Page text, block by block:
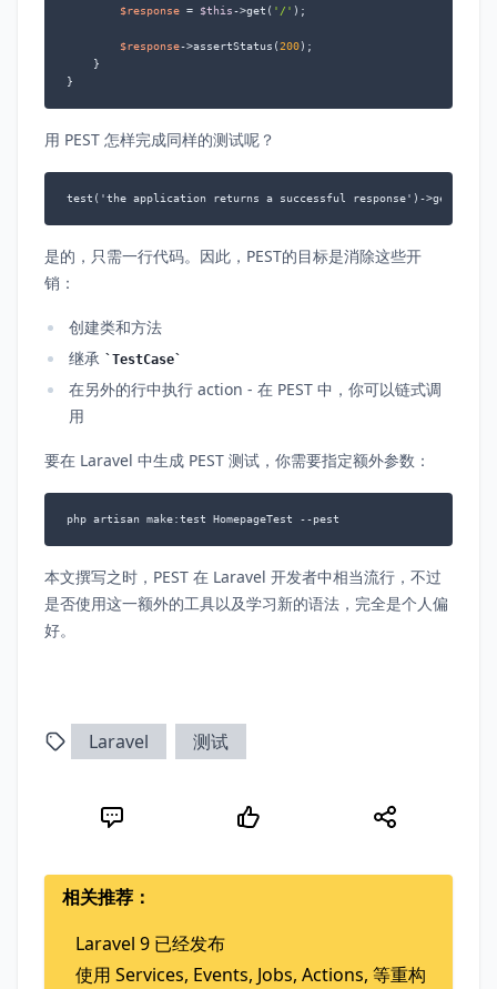
$response = $this->get( '/' );
$response->assertStatus(200);
    }
}
用 PEST 怎样完成同样的测试呢？
test('the application returns a successful response')->get('/')-
是的，只需一行代码。因此，PEST的目标是消除这些开
销：
创建类和方法
继承
TestCase
在另外的行中执行 action - 在 PEST 中，你可以链式调
用
要在 Laravel 中生成 PEST 测试，你需要指定额外参数：
php artisan make:test HomepageTest --pest
本文撰写之时，PEST 在 Laravel 开发者中相当流行，不过
是否使用这一额外的工具以及学习新的语法，完全是个人偏
好。
Laravel 测试
相关推荐：
Laravel 9 已经发布
使用 Services, Events, Jobs, Actions, 等重构